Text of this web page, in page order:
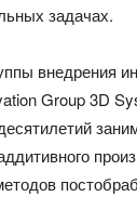
задачах.
внедрения
Group 3D